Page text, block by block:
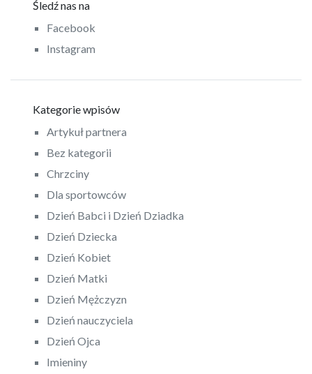
Śledź nas na
Facebook
Instagram
Kategorie wpisów
Artykuł partnera
Bez kategorii
Chrzciny
Dla sportowców
Dzień Babci i Dzień Dziadka
Dzień Dziecka
Dzień Kobiet
Dzień Matki
Dzień Mężczyzn
Dzień nauczyciela
Dzień Ojca
Imieniny